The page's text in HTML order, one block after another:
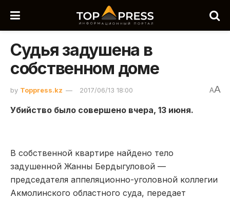
Судья задушена в
собственном доме
by Toppress.kz 2017/06/13 18:00 AA
Убийство было совершено вчера, 13 июня.
В собственной квартире найдено тело
задушенной Жанны Бердыгуловой —
председателя аппеляционно-уголовной коллегии
Акмолинского областного суда, передает